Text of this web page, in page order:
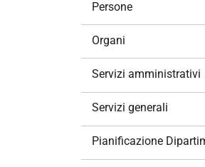
Persone
Organi
Servizi amministrativi
Servizi generali
Pianificazione